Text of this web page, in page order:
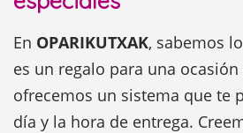
En OPARIKUTXAK, sabemos
es un regalo para una ocasión
ofrecemos un sistema que te
día y la hora de entrega.